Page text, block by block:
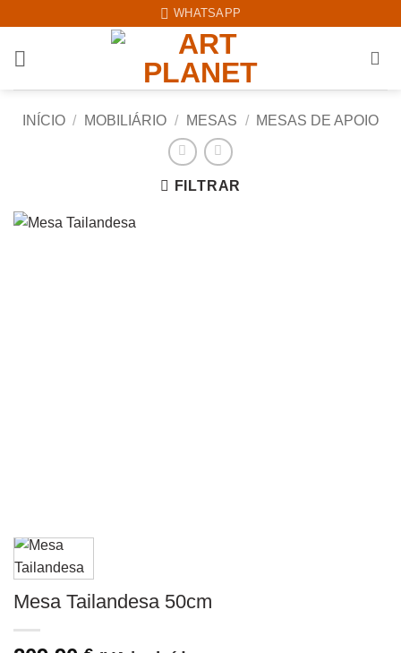
content
WHATSAPP
INÍCIO / MOBILIÁRIO / MESAS / MESAS DE APOIO
FILTRAR
Mesa Tailandesa 50cm